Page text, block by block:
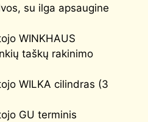
su ilga apsaugine
WINKHAUS
taškų rakinimo
WILKA cilindras (3
GU terminis